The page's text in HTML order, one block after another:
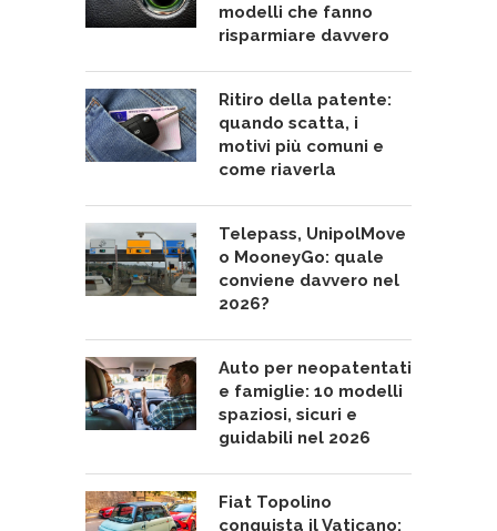
modelli che fanno
risparmiare davvero
Ritiro della patente:
quando scatta, i
motivi più comuni e
come riaverla
Telepass, UnipolMove
o MooneyGo: quale
conviene davvero nel
2026?
Auto per neopatentati
e famiglie: 10 modelli
spaziosi, sicuri e
guidabili nel 2026
Fiat Topolino
conquista il Vaticano: